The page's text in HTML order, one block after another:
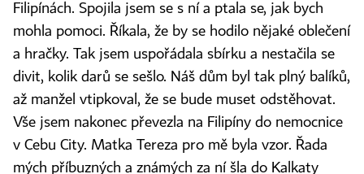
Filipínách. Spojila jsem se s ní a ptala se, jak bych
mohla pomoci. Říkala, že by se hodilo nějaké oblečení
a hračky. Tak jsem uspořádala sbírku a nestačila se
divit, kolik darů se sešlo. Náš dům byl tak plný balíků,
až manžel vtipkoval, že se bude muset odstěhovat.
Vše jsem nakonec převezla na Filipíny do nemocnice
v Cebu City. Matka Tereza pro mě byla vzor. Řada
mých příbuzných a známých za ní šla do Kalkaty